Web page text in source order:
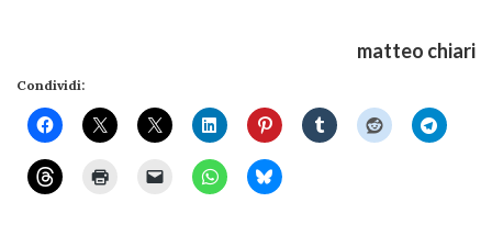
matteo chiari
Condividi: